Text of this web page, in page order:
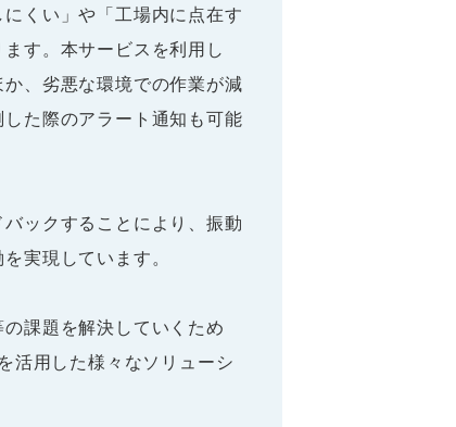
くい」や「工場内に点在す
す。本サービスを利用し
、劣悪な環境での作業が減
た際のアラート通知も可能
ックすることにより、振動
実現しています。
課題を解決していくため
活用した様々なソリューシ